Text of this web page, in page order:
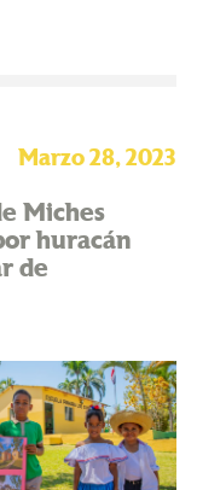
Marzo 28, 2023
Miches
huracán
de